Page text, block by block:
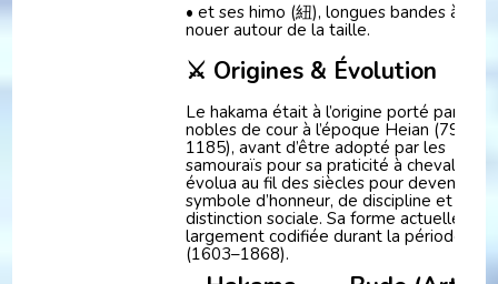
• et ses himo (紐), longues bandes à
nouer autour de la taille.
⚔️ Origines & Évolution
Le hakama était à l’origine porté par les
nobles de cour à l’époque Heian (794–
1185), avant d’être adopté par les
samouraïs pour sa praticité à cheval. Il
évolua au fil des siècles pour devenir un
symbole d’honneur, de discipline et de
distinction sociale. Sa forme actuelle fut
largement codifiée durant la période Edo
(1603–1868).